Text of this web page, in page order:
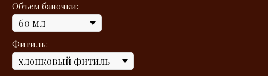
Объем баночки:
Фитиль: